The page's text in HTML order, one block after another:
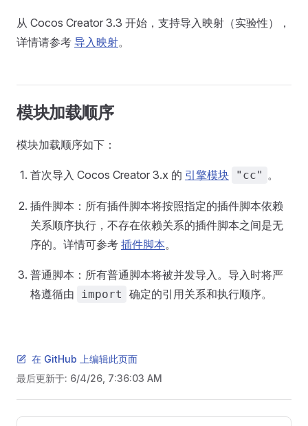
从 Cocos Creator 3.3 开始，支持导入映射（实验性），
详情请参考 导入映射。
模块加载顺序
模块加载顺序如下：
首次导入 Cocos Creator 3.x 的 引擎模块 "cc" 。
插件脚本：所有插件脚本将按照指定的插件脚本依赖
关系顺序执行，不存在依赖关系的插件脚本之间是无
序的。详情可参考 插件脚本。
普通脚本：所有普通脚本将被并发导入。导入时将严
格遵循由
import 确定的引用关系和执行顺序。
在 GitHub 上编辑此页面
最后更新于: 6/4/26, 7:36:03 AM